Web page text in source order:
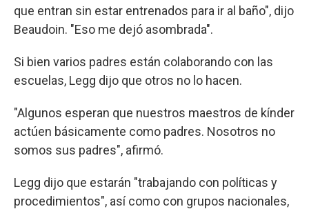
que entran sin estar entrenados para ir al baño", dijo
Beaudoin. "Eso me dejó asombrada".
Si bien varios padres están colaborando con las
escuelas, Legg dijo que otros no lo hacen.
"Algunos esperan que nuestros maestros de kínder
actúen básicamente como padres. Nosotros no
somos sus padres", afirmó.
Legg dijo que estarán "trabajando con políticas y
procedimientos", así como con grupos nacionales,